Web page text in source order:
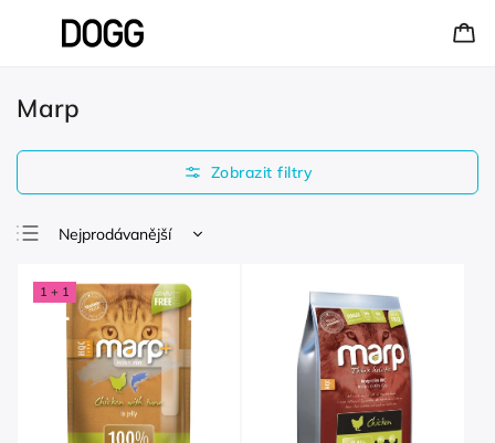
Marp
Nejprodávanější
Nejdražší
Abecedně
1 + 1